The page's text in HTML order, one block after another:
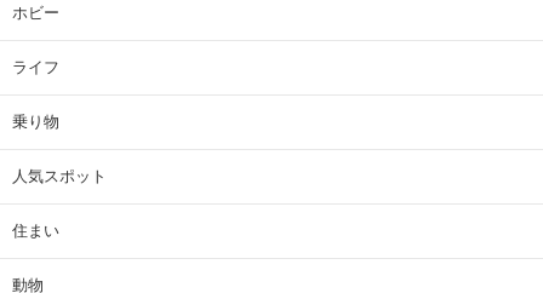
ホビー
ライフ
乗り物
人気スポット
住まい
動物